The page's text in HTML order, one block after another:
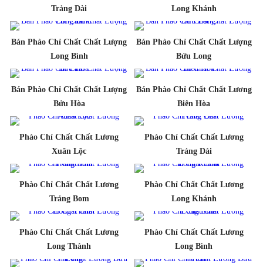
Trảng Dài Long Khánh
Bán Phào Chỉ Chất Chất Lượng
Long Bình
Bán Phào Chỉ Chất Chất Lượng
Bửu Long
Bán Phào Chỉ Chất Chất Lượng
Bửu Hòa
Bán Phào Chỉ Chất Chất Lương
Biên Hòa
Phào Chỉ Chất Chất Lương
Xuân Lộc
Phào Chỉ Chất Chất Lương
Trảng Dài
Phào Chỉ Chất Chất Lương
Trảng Bom
Phào Chỉ Chất Chất Lương
Long Khánh
Phào Chỉ Chất Chất Lương
Long Thành
Phào Chỉ Chất Chất Lương
Long Bình